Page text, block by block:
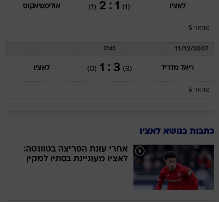
לאציו (1)
1 : 2
(1) אולימפיאקוס
מחזור 5
11/12/2007
21:45
ריאל מדריד (3)
3 : 1
(0) לאציו
מחזור 6
כתבות בנושא לאציו
אחרי עונת הפריצה בטוונטה:
לאציו מעוניינת בסתיו למקין